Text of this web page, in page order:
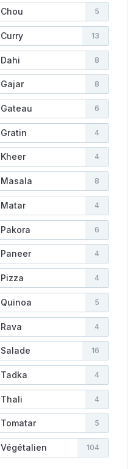
Chou 5
Curry 13
Dahi 8
Gajar 8
Gateau 6
Gratin 4
Kheer 4
Masala 8
Matar 4
Pakora 6
Paneer 4
Pizza 4
Quinoa 5
Rava 4
Salade 16
Tadka 4
Thali 4
Tomatar 5
Végétalien 104